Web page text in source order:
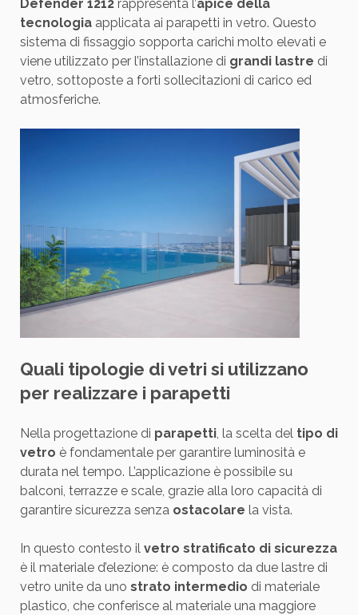
Defender 1212rappresenta l’apice della
tecnologia applicata ai parapetti in vetro. Questo
sistema di fissaggio sopporta carichi molto elevati e
viene utilizzato per l’installazione di grandi lastre di
vetro, sottoposte a forti sollecitazioni di carico ed
atmosferiche.
Quali tipologie di vetri si utilizzano
per realizzare i parapetti
Nella progettazione di parapetti, la scelta del tipo di
vetro è fondamentale per garantire luminosità e
durata nel tempo. L’applicazione è possibile su
balconi, terrazze e scale, grazie alla loro capacità di
garantire sicurezza senza ostacolare la vista.
In questo contesto il vetro stratificato di sicurezza
è il materiale d’elezione: è composto da due lastre di
vetro unite da uno strato intermedio di materiale
plastico, che conferisce al materiale una maggiore